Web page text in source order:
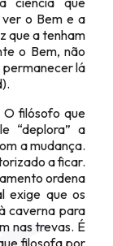
o Bem e a
que a tenham
o Bem, não
lá
filósofo que
“deplora” a
a mudança.
a ficar.
ordena
exige que os
caverna para
nas trevas. É
filosofa por